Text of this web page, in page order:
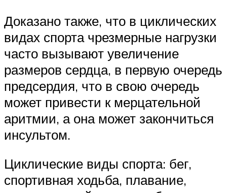
Доказано также, что в циклических
видах спорта чрезмерные нагрузки
часто вызывают увеличение
размеров сердца, в первую очередь
предсердия, что в свою очередь
может привести к мерцательной
аритмии, а она может закончиться
инсультом.
Циклические виды спорта: бег,
спортивная ходьба, плавание,